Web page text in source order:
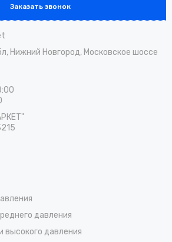
Заказать звонок
Нижний Новгород, Московское шоссе
давления
высокого давления